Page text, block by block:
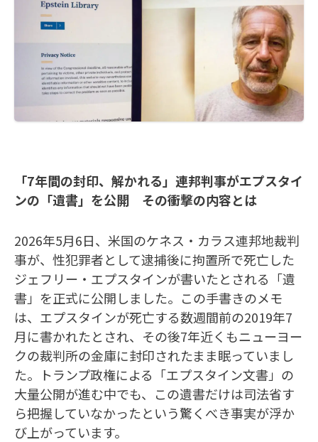
「7年間の封印、解かれる」連邦判事がエプスタイ
ンの「遺書」を公開 その衝撃の内容とは
2026年5月6日、米国のケネス・カラス連邦地裁判
事が、性犯罪者として逮捕後に拘置所で死亡した
ジェフリー・エプスタインが書いたとされる「遺
書」を正式に公開しました。この手書きのメモ
は、エプスタインが死亡する数週間前の2019年7
月に書かれたとされ、その後7年近くもニューヨー
クの裁判所の金庫に封印されたまま眠っていまし
た。トランプ政権による「エプスタイン文書」の
大量公開が進む中でも、この遺書だけは司法省す
ら把握していなかったという驚くべき事実が浮か
び上がっています。